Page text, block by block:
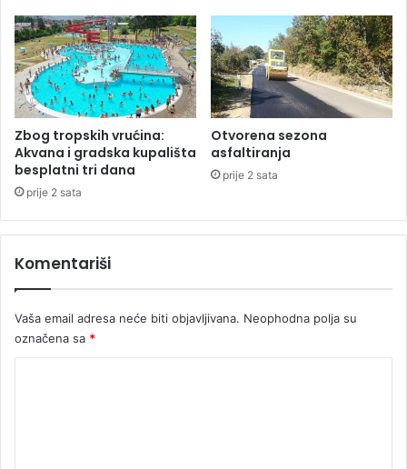
a
f
i
j
a
š
k
u
l
i
v
d
i
j
u
Zbog tropskih vrućina:
Akvana i gradska kupališta
besplatni tri dana
prije 2 sata
Otvorena sezona
asfaltiranja
prije 2 sata
Komentariši
Vaša email adresa neće biti objavljivana. Neophodna polja su
označena sa *